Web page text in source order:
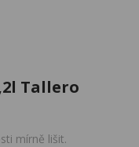
Tallero
mírně lišit.